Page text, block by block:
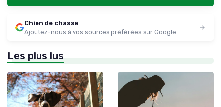
Chien de chasse
Ajoutez-nous à vos sources préférées sur Google
Les plus lus